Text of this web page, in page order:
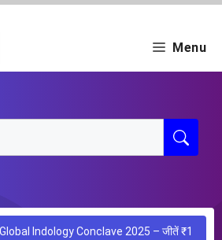
Menu
Indology Conclave 2025 – जीतें ₹1